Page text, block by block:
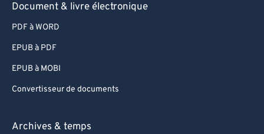
Document & livre électronique
PDF à WORD
EPUB à PDF
EPUB à MOBI
Convertisseur de documents
Archives & temps